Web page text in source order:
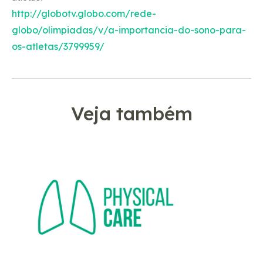
http://globotv.globo.com/rede-
globo/olimpiadas/v/a-importancia-do-sono-para-
os-atletas/3799959/
Veja também